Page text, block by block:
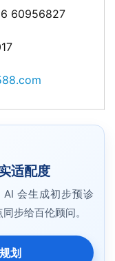
60956827
适配度
会生成初步预诊
步给百伦顾问。
划